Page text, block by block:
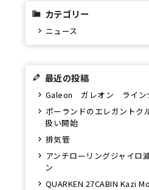
カテゴリー
ニュース
最近の投稿
Galeon ガレオン ライン
ポーランドのエレガント
扱い開始
排気管
アンチローリングジャイロ
ン
QUARKEN 27CABIN Kazi